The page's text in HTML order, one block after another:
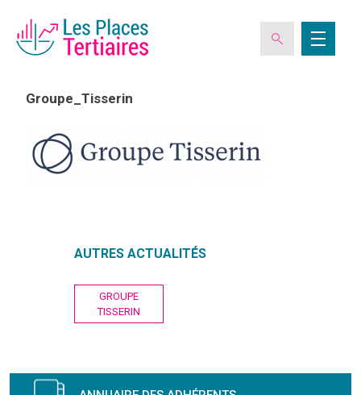
ESPACE ADHÉRENT
GRAVITY
Groupe_Tisserin
AUTRES ACTUALITÉS
Navigation
l’article
GROUPE
TISSERIN